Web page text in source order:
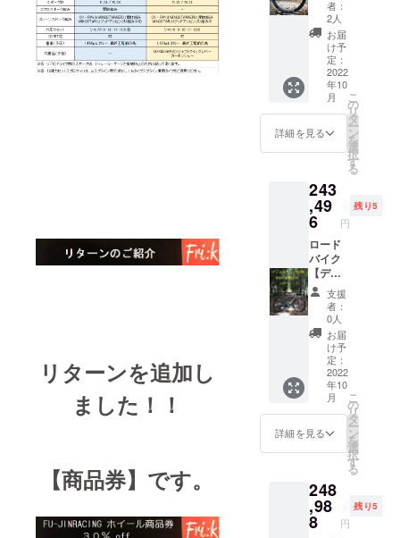
リターンを追加し
ました！！
【商品券】です。
ジ写真
は、リ
ム高の
選択で
ご参考
にして
くださ
い。 ※
対象製
品のリ
ムは写
なる場
合がご
ざいま
す。 ※
ホイー
ル完成
組で
す。車
体、タ
イヤ、
チュー
ブなど
付属品
以外は
含まれ
ませ
ん。
イメー
ジ写真
は、リ
ム高の
選択で
ご参考
にして
くださ
い。 ※
対象製
品のリ
真と異
なる場
合がご
ざいま
す。 ※
ホイー
ル完成
組で
す。車
体、タ
イヤ、
チュー
ブなど
付属品
以外は
含まれ
ませ
ん。
SAPIM
:CX-
RAY
black（
開放
組） 真
鍮ニッ
プル：
黒 ※開
放組み
はス
がクロ
スする
場合、
捩じら
ない組
み方で
す。 ※
イメー
ジ写真
は、リ
ム高の
選択で
ご参考
にして
くださ
い。 ※
対象製
品のリ
ムは写
真と異
合がご
ざいま
す。 ※
ホイー
様カー
ボンホ
イール
『2セッ
ト』
35%off
+送料 2
セット
通常販
売価格
352,000
※2022.6
月時点
カーボ
ンリム
700c
F:24H/
R24H
hoshi
:wingst
ar（リ
ジッド
アッセ
ンブリ
仕様）
真鍮
ニップ
ル：黒
リムハ
イト、
スポー
希望は
備考欄
にご記
入くだ
者：
2人
お届
け予
定：
2022
年10
月
詳細を見る
こ
の
リ
タ
ー
ン
を
選
択
す
る
243
,49
6 円
残り5
ロード
バイク
【ディ
スクブ
レー
キ】仕
様カー
ボンホ
イール
『2セッ
ト』
35%off
+送料 2
セット
通常販
売価格
367,840
円税込
※2022.6
月時点
カーボ
支援
者：
0人
お届
け予
定：
2022
年10
月
詳細を見る
こ
の
リ
タ
ー
ン
を
選
択
す
る
248
,98
8 円
残り5